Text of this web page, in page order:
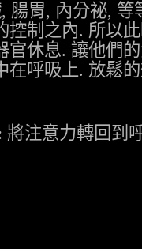
, 腸胃, 內分祕, 等
控制之內. 所以
官休息. 讓他們
在呼吸上. 放鬆
將注意力轉回到